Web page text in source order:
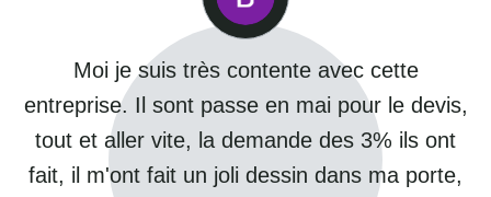
Moi je suis très contente avec cette
entreprise. Il sont passe en mai pour le devis,
tout et aller vite, la demande des 3% ils ont
fait, il m'ont fait un joli dessin dans ma porte,